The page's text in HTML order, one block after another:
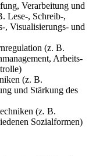
Verarbeitung und
Lese-, Schreib-,
, Visualisierungs- und
(z. B.
Arbeits-
(z. B.
und Stärkung des
(z. B.
Sozialformen)